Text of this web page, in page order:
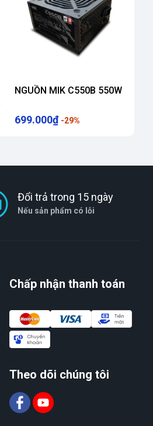
NGUỒN MIK C550B 550W
699.000₫ -29%
Đổi trả trong 15 ngày
Nếu sản phẩm có lỗi
Chấp nhận thanh toán
Theo dõi chúng tôi